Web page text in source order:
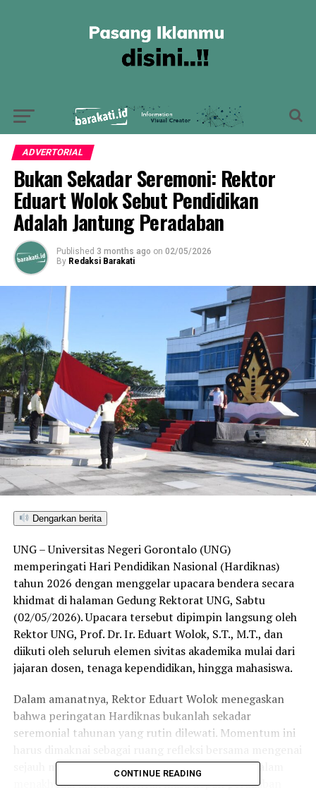
ADVERTORIAL
Bukan Sekadar Seremoni: Rektor
Eduart Wolok Sebut Pendidikan
Adalah Jantung Peradaban
Published 3 months ago on 02/05/2026
By Redaksi Barakati
Dengarkan berita
UNG – Universitas Negeri Gorontalo (UNG)
memperingati Hari Pendidikan Nasional (Hardiknas)
tahun 2026 dengan menggelar upacara bendera secara
khidmat di halaman Gedung Rektorat UNG, Sabtu
(02/05/2026). Upacara tersebut dipimpin langsung oleh
Rektor UNG, Prof. Dr. Ir. Eduart Wolok, S.T., M.T., dan
diikuti oleh seluruh elemen sivitas akademika mulai dari
jajaran dosen, tenaga kependidikan, hingga mahasiswa.
Dalam amanatnya, Rektor Eduart Wolok menegaskan
bahwa peringatan Hardiknas bukanlah sekadar
seremonial tahunan yang rutin dilewati. Momentum ini
sejauh mana peran strategis pendidikan tinggi dalam
menakhodai dan membentuk masa depan peradaban
CONTINUE READING